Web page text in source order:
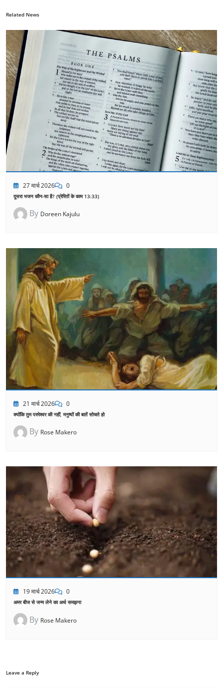
Related News
27 मार्च 2026 0
दूसरा भजन कौन-सा है? (प्रेरितों के काम 13:33)
By Doreen Kajulu
21 मार्च 2026 0
क्योंकि तुम परमेश्वर की नहीं, मनुष्यों की बातें सोचते हो
By Rose Makero
19 मार्च 2026 0
अमर बीज से जन्म लेने का अर्थ समझना
By Rose Makero
Leave a Reply